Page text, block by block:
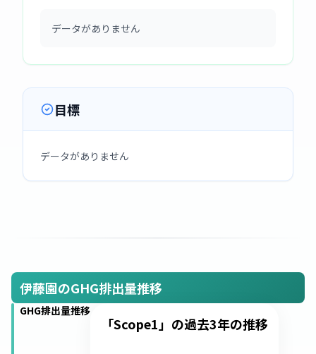
データがありません
目標
データがありません
伊藤園のGHG排出量推移
GHG排出量推移
「Scope1」の過去3年の推移